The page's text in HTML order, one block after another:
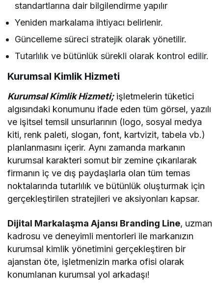
standartlarına dair bilgilendirme yapılır
Yeniden markalama ihtiyacı belirlenir.
Güncelleme süreci stratejik olarak yönetilir.
Tutarlılık ve bütünlük sürekli olarak kontrol edilir.
Kurumsal Kimlik Hizmeti
Kurumsal Kimlik Hizmeti; işletmelerin tüketici
algısındaki konumunu ifade eden tüm görsel, yazılı
ve işitsel temsil unsurlarının (logo, sosyal medya
kiti, renk paleti, slogan, font, kartvizit, tabela vb.)
planlanmasını içerir. Aynı zamanda markanın
kurumsal karakteri somut bir zemine çıkarılarak
firmanın iç ve dış paydaşlarla olan tüm temas
noktalarında tutarlılık ve bütünlük oluşturmak için
gerçekleştirilen stratejileri ve aksiyonları kapsar.
Dijital Markalaşma Ajansı Branding Line, uzman
kadrosu ve deneyimli mentorleri ile markanızın
kurumsal kimlik yönetimini gerçekleştiren bir
ajanstan öte, işletmenizin marka ofisi olarak
konumlanan kurumsal yol arkadaşı!